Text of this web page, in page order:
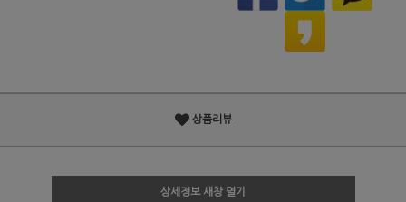
상품리뷰
상세정보 새창 열기